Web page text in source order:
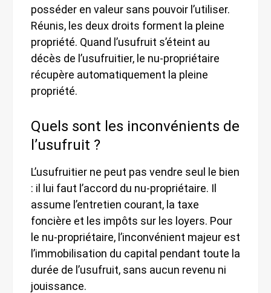
posséder en valeur sans pouvoir l’utiliser.
Réunis, les deux droits forment la pleine
propriété. Quand l’usufruit s’éteint au
décès de l’usufruitier, le nu-propriétaire
récupère automatiquement la pleine
propriété.
Quels sont les inconvénients de
l’usufruit ?
L’usufruitier ne peut pas vendre seul le bien
: il lui faut l’accord du nu-propriétaire. Il
assume l’entretien courant, la taxe
foncière et les impôts sur les loyers. Pour
le nu-propriétaire, l’inconvénient majeur est
l’immobilisation du capital pendant toute la
durée de l’usufruit, sans aucun revenu ni
jouissance.